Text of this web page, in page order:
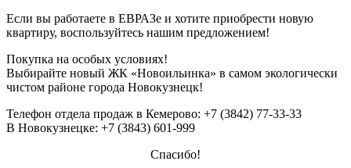
Если вы работаете в ЕВРАЗе и хотите приобрести новую
квартиру, воспользуйтесь нашим предложением!
Покупка на особых условиях!
Выбирайте новый ЖК «Новоильинка» в самом экологически
чистом районе города Новокузнецк!
Телефон отдела продаж в Кемерово: +7 (3842) 77-33-33
В Новокузнецке: +7 (3843) 601-999
Спасибо!